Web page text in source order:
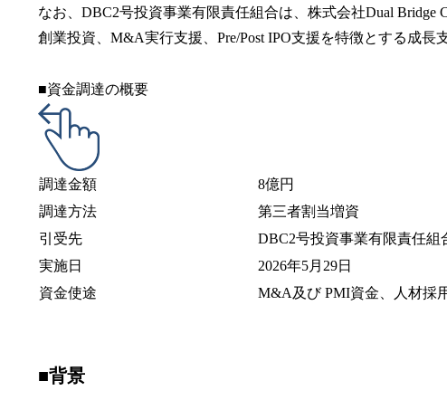
なお、DBC2号投資事業有限責任組合は、株式会社Dual Bridge
創業投資、M&A実行支援、Pre/Post IPO支援を特徴とする成長
■資金調達の概要
調達金額
8億円
調達方法
第三者割当増資
引受先
DBC2号投資事業有限責任組
実施日
2026年5月29日
資金使途
M&A及び PMI資金、人材採
■背景